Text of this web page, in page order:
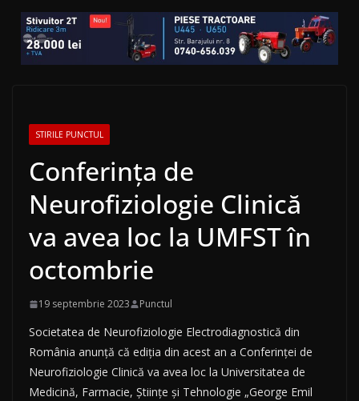
STIRILE PUNCTUL
Conferința de
Neurofiziologie Clinică
va avea loc la UMFST în
octombrie
19 septembrie 2023 Punctul
Societatea de Neurofiziologie Electrodiagnostică din
România anunță că ediția din acest an a Conferinței de
Neurofiziologie Clinică va avea loc la Universitatea de
Medicină, Farmacie, Științe și Tehnologie „George Emil